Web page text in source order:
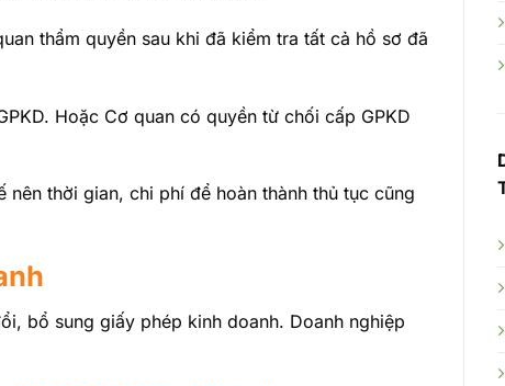
thẩm quyền sau khi đã kiểm tra tất cả hồ sơ đã
Hoặc Cơ quan có quyền từ chối cấp GPKD
thời gian, chi phí để hoàn thành thủ tục cũng
bổ sung giấy phép kinh doanh. Doanh nghiệp